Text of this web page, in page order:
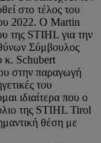
στο τέλος του
2022. Ο Martin
της STIHL για την
Σύμβουλος
κ. Schubert
στην παραγωγή
του
ιδιαίτερα που ο
της STIHL Tirol
θέση με